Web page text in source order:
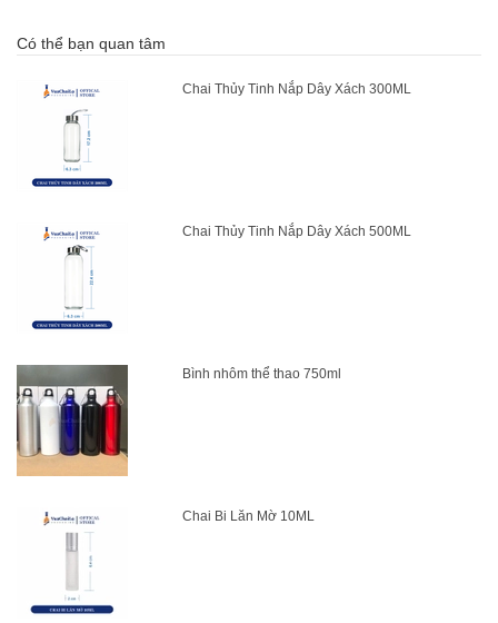
Có thể bạn quan tâm
Chai Thủy Tinh Nắp Dây Xách 300ML
Chai Thủy Tinh Nắp Dây Xách 500ML
Bình nhôm thể thao 750ml
Chai Bi Lăn Mờ 10ML